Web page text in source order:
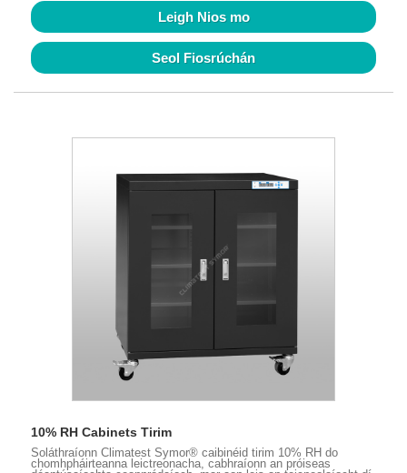
Leigh Nios mo
Seol Fiosrúchán
10% RH Cabinets Tirim
Soláthraíonn Climatest Symor® caibinéid tirim 10% RH do
chomhpháirteanna leictreonacha, cabhraíonn an próiseas